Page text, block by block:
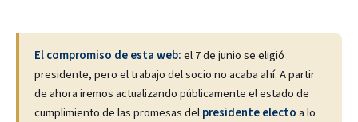
El compromiso de esta web:el 7 de junio se eligió
presidente, pero el trabajo del socio no acaba ahí. A partir
de ahora iremos actualizando públicamente el estado de
cumplimiento de las promesas delpresidente electoa lo